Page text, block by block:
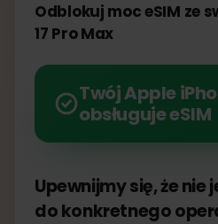
Odblokuj moc eSIM ze
17 Pro Max
Twój Apple
obsługuje eSIM
Upewnijmy się, że
do konkretnego